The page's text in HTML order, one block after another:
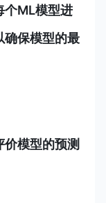
个ML模型进
确保模型的最
模型的预测